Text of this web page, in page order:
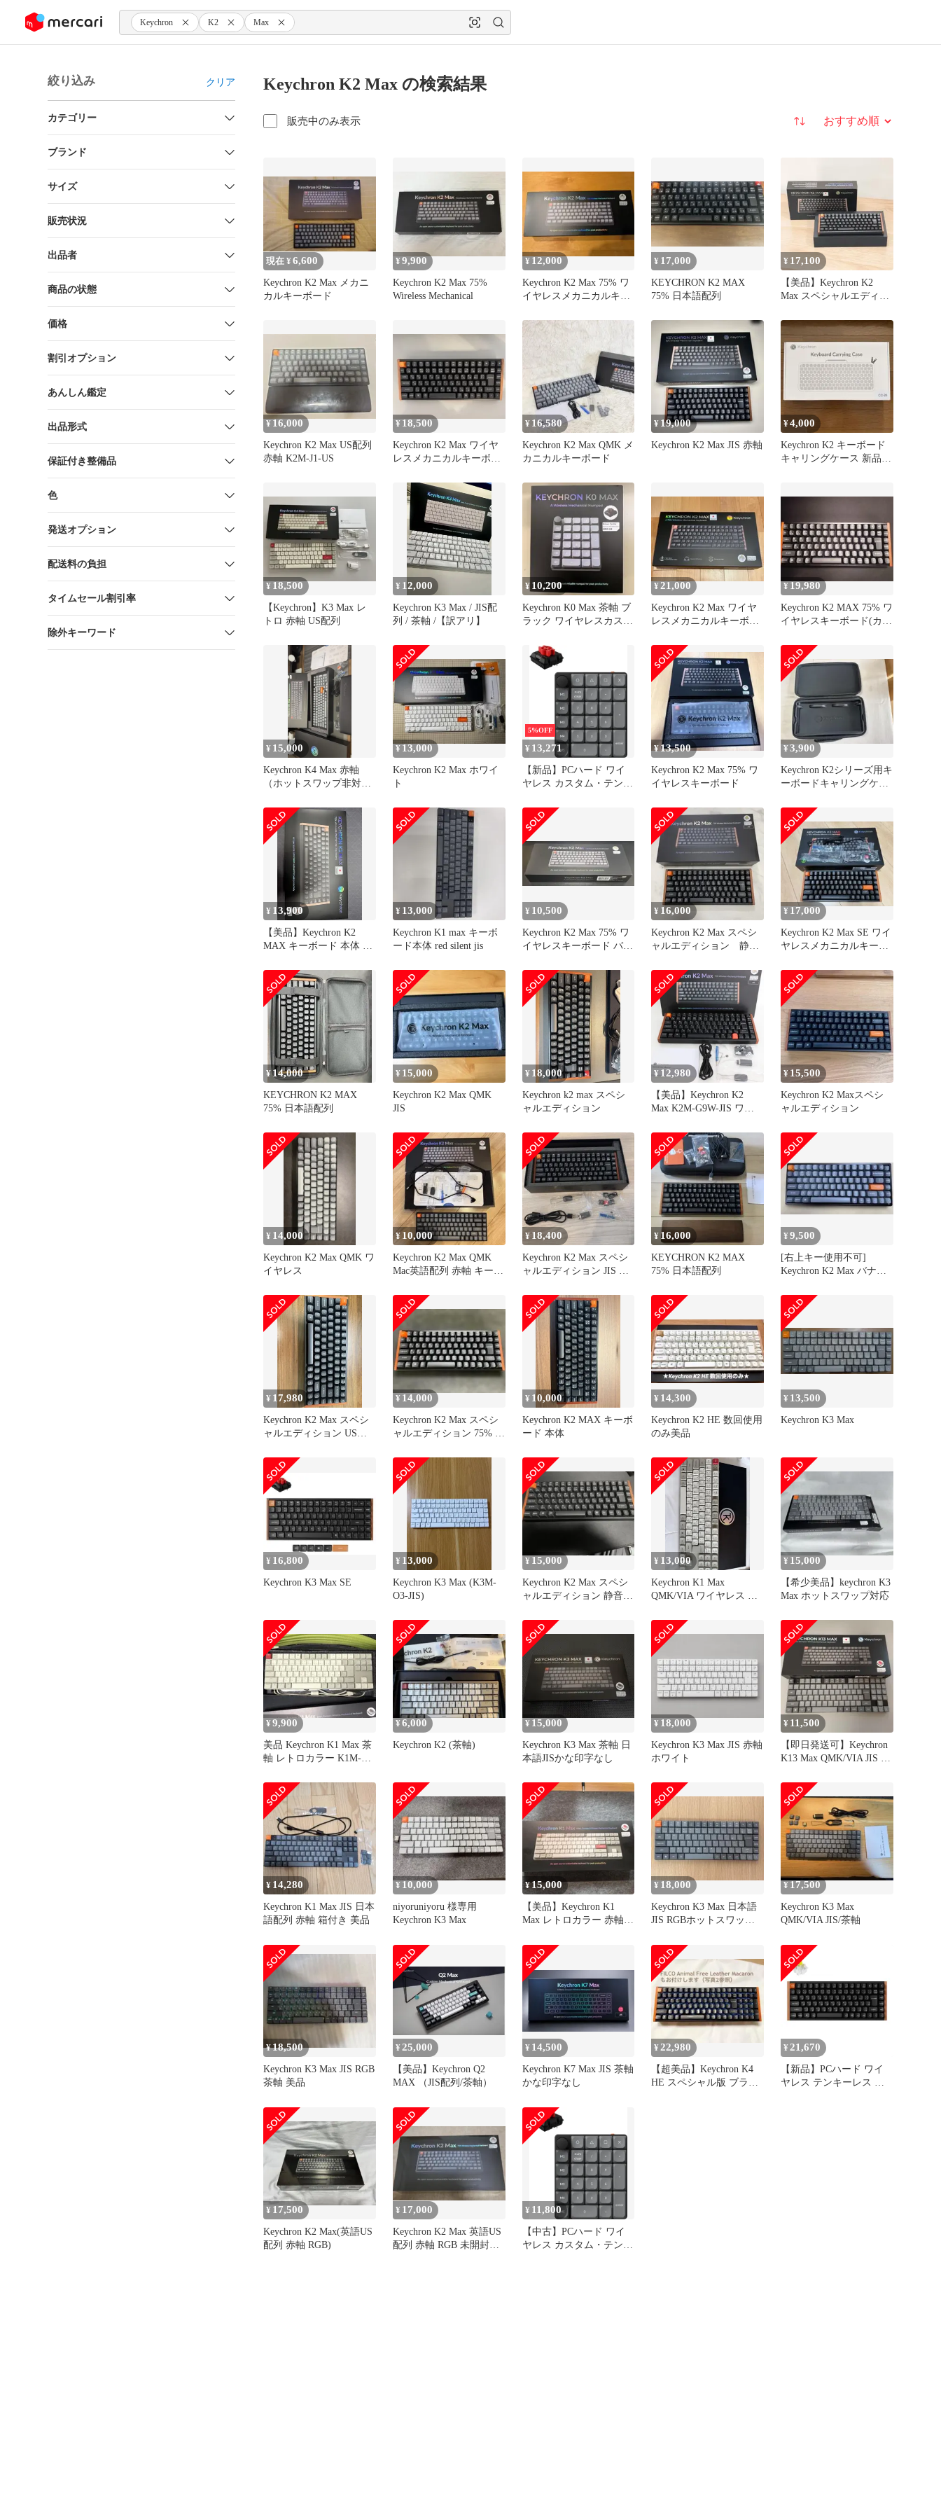
ツにスキップ Keychron K2 Max
絞り込み クリア
カテゴリー
ブランド
サイズ
販売状況
出品者
商品の状態
価格
割引オプション
あんしん鑑定
出品形式
保証付き整備品
色
発送オプション
配送料の負担
タイムセール割引率
除外キーワード
Keychron K2 Max の検索結果
販売中のみ表示 並び替え
現在 ¥6,600
Keychron K2 Max メカニ
カルキーボード
¥9,900
Keychron K2 Max 75%
Wireless Mechanical
¥ 12,000
Keychron K2 Max 75% ワ
イヤレスメカニカルキー
¥ 17,000
KEYCHRON K2 MAX
75% 日本語配列
¥ 17,100
【美品】Keychron K2
Max スペシャルエディシ
¥ 16,000
Keychron K2 Max US配列
赤軸 K2M-J1-US
¥ 18,500
Keychron K2 Max ワイヤ
レスメカニカルキーボー
¥ 16,580
Keychron K2 Max QMK メ
カニカルキーボード
¥ 19,000
Keychron K2 Max JIS 赤軸
¥4,000
Keychron K2 キーボード
キャリングケース 新品未
¥ 18,500
【Keychron】K3 Max レ
トロ 赤軸 US配列
¥ 12,000
Keychron K3 Max / JIS配
列 / 茶軸 /【訳アリ】
¥ 10,200
Keychron K0 Max 茶軸 ブ
ラック ワイヤレスカスタ
¥ 21,000
Keychron K2 Max ワイヤ
レスメカニカルキーボー
¥ 19,980
Keychron K2 MAX 75% ワ
イヤレスキーボード(カバ
¥ 15,000
Keychron K4 Max 赤軸
（ホットスワップ非対
¥ 13,000
Keychron K2 Max ホワイ
ト
5%OFF
¥ 13,271
【新品】PCハード ワイ
ヤレス カスタム・テンキ
(27キー/赤軸/ブラック＆
グレー) [K0M-H1]
¥13,500
Keychron K2 Max 75% ワ
イヤレスキーボード
¥3,900
Keychron K2シリーズ用キ
ーボードキャリングケー
¥ 13,900
【美品】Keychron K2
MAX キーボード 本体 日
¥ 13,000
Keychron K1 max キーボ
ード本体 red silent jis
¥ 10,500
Keychron K2 Max 75% ワ
イヤレスキーボード バナ
¥ 16,000
Keychron K2 Max スペシ
ャルエディション 静音
¥ 17,000
Keychron K2 Max SE ワイ
ヤレスメカニカルキーボ
¥14,000
KEYCHRON K2 MAX
75% 日本語配列
¥ 15,000
Keychron K2 Max QMK
JIS
¥ 18,000
Keychron k2 max スペシ
ャルエディション
¥ 12,980
【美品】Keychron K2
Max K2M-G9W-JIS ワイ
ード 75%レイアウト JIS
配列 キークロン 本体
¥ 15,500
Keychron K2 Maxスペシ
ャルエディション
¥ 14,000
Keychron K2 Max QMK ワ
イヤレス
¥10,000
Keychron K2 Max QMK
Mac英語配列 赤軸 キーボ
¥ 18,400
Keychron K2 Max スペシ
ャルエディション JIS 茶
¥ 16,000
KEYCHRON K2 MAX
75% 日本語配列
¥9,500
[右上キー使用不可]
Keychron K2 Max バナナ
¥ 17,980
Keychron K2 Max スペシ
ャルエディション US配
¥ 14,000
Keychron K2 Max スペシ
ャルエディション 75% 赤
¥ 10,000
Keychron K2 MAX キーボ
ード 本体
¥ 14,300
Keychron K2 HE 数回使用
のみ美品
¥ 13,500
Keychron K3 Max
¥ 16,800
Keychron K3 Max SE
¥ 13,000
Keychron K3 Max (K3M-
O3-JIS)
¥ 15,000
Keychron K2 Max スペシ
ャルエディション 静音K
¥ 13,000
Keychron K1 Max
QMK/VIA ワイヤレス カ
¥ 15,000
【希少美品】keychron K3
Max ホットスワップ対応
¥9,900
美品 Keychron K1 Max 茶
軸 レトロカラー K1M-
¥6,000
Keychron K2 (茶軸)
¥ 15,000
Keychron K3 Max 茶軸 日
本語JISかな印字なし
¥ 18,000
Keychron K3 Max JIS 赤軸
ホワイト
¥ 11,500
【即日発送可】Keychron
K13 Max QMK/VIA JIS 赤
¥ 14,280
Keychron K1 Max JIS 日本
語配列 赤軸 箱付き 美品
¥ 10,000
niyoruniyoru 様専用
Keychron K3 Max
¥15,000
【美品】Keychron K1
Max レトロカラー 赤軸
¥ 18,000
Keychron K3 Max 日本語
JIS RGBホットスワップ
¥ 17,500
Keychron K3 Max
QMK/VIA JIS/茶軸
¥18,500
Keychron K3 Max JIS RGB
茶軸 美品
¥25,000
【美品】Keychron Q2
MAX （JIS配列/茶軸）
¥ 14,500
Keychron K7 Max JIS 茶軸
かな印字なし
¥22,980
【超美品】Keychron K4
HE スペシャル版 ブラッ
¥ 21,670
【新品】PCハード ワイ
ヤレス テンキーレス カ
¥ 17,500
Keychron K2 Max(英語US
配列 赤軸 RGB)
¥ 17,000
Keychron K2 Max 英語US
配列 赤軸 RGB 未開封新
¥ 11,800
【中古】PCハード ワイ
ヤレス カスタム・テンキ